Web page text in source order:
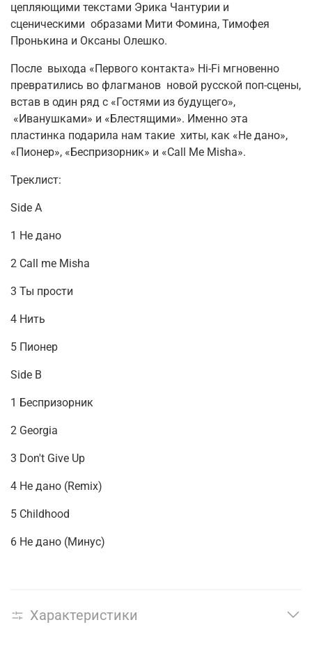
цепляющими текстами Эрика Чантурии и
сценическими образами Мити Фомина, Тимофея
Пронькина и Оксаны Олешко.
После выхода «Первого контакта» Hi-Fi мгновенно
превратились во флагманов новой русской поп-сцены,
встав в один ряд с «Гостями из будущего»,
«Иванушками» и «Блестящими». Именно эта
пластинка подарила нам такие хиты, как «Не дано»,
«Пионер», «Беспризорник» и «Call Me Misha».
Треклист:
Side A
1 Не дано
2 Call me Misha
3 Ты прости
4 Нить
5 Пионер
Side B
1 Беспризорник
2 Georgia
3 Don't Give Up
4 Не дано (Remix)
5 Childhood
6 Не дано (Минус)
Характеристики